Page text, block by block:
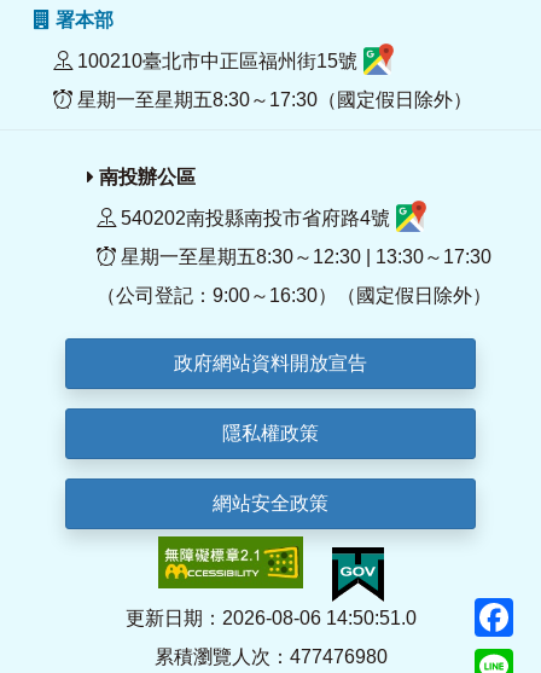
署本部
100210臺北市中正區福州街15號
星期一至星期五8:30～17:30（國定假日除外）
南投辦公區
540202南投縣南投市省府路4號
星期一至星期五8:30～12:30 | 13:30～17:30
（公司登記：9:00～16:30）（國定假日除外）
政府網站資料開放宣告
隱私權政策
網站安全政策
更新日期：2026-08-06 14:50:51.0
累積瀏覽人次：477476980